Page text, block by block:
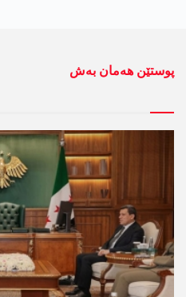
پوستێن ھەمان بەش